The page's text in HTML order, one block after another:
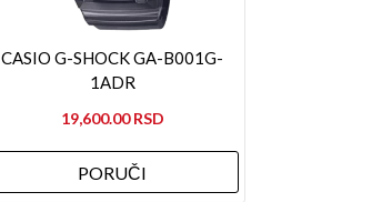
CASIO G-SHOCK GA-B001G-
1ADR
19,600.00
PORUČI